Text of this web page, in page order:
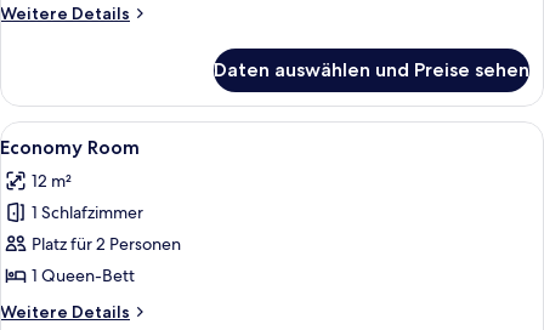
anzeigen
Weitere Details
Weitere
Studiosuite,
Schlafzimmer,
Stadtblick
Daten auswählen und Preise sehen
Alle
Fotos
für
Economy
Room
anzeigen
Ein Hotelzimmer mit einem Bett,
2
Economy Room
12 m²
1 Schlafzimmer
Platz für 2 Personen
1 Queen-Bett
Weitere Details
Weitere